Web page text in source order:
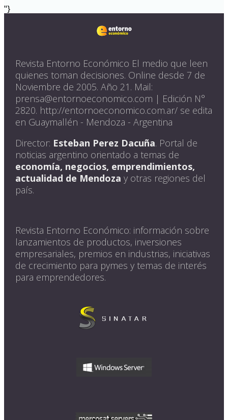
"}
Revista Entorno Económico El medio que leen
quienes toman decisiones. Online desde 7 de
Noviembre de 2005. Año 21. Mail:
prensa@entornoeconomico.com | Edición N°
2820. http://entornoeconomico.com.ar/ se edita
en Guaymallén - Mendoza - Argentina
Director: Esteban Perez Dacuña. Portal de
noticias argentino orientado a temas de
economía, negocios, emprendimientos,
actualidad de Mendoza y otras regiones del
país.
Revista Entorno Económico: información sobre
lanzamientos de productos, inversiones
empresariales, premios en industrias, iniciativas
de crecimiento para pymes y temas de interés
para emprendedores.